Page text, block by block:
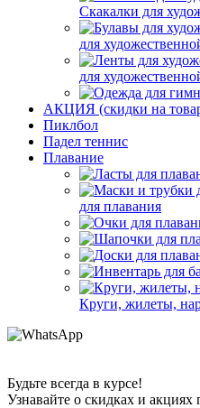
Скакалки для
для
для
АКЦИЯ (скидки на
Пиклбол
Падел теннис
Плавание
для плавания
Круги, жилеты,
Будьте всегда в курсе!
Узнавайте о скидках и